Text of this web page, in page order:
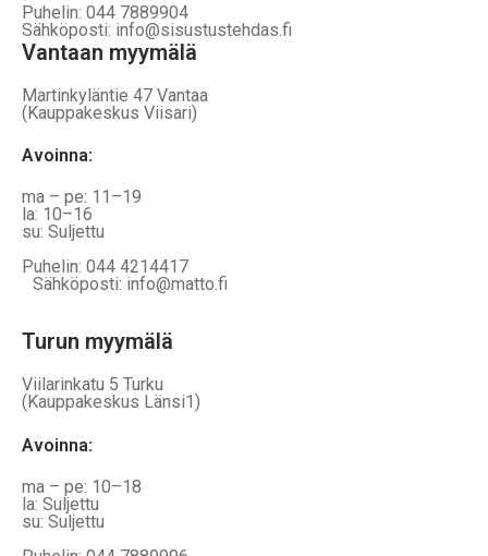
Puhelin: 044 7889904
Sähköposti: info@sisustustehdas.fi
Vantaan myymälä
Martinkyläntie 47 Vantaa
(Kauppakeskus Viisari)
Avoinna:
ma – pe: 11–19
la: 10–16
su: Suljettu
Puhelin: 044 4214417
Sähköposti: info@matto.fi
Turun myymälä
Viilarinkatu 5 Turku
(Kauppakeskus Länsi1)
Avoinna:
ma – pe: 10–18
la: Suljettu
su: Suljettu